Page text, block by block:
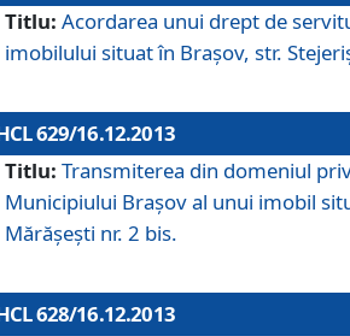
Titlu: Acordarea unui drept de
imobilului situat în Braşov, str.
629/16.12.2013
Titlu: Transmiterea din domeniul
Municipiului Braşov al unui imobil
Mărăşeşti nr. 2 bis.
628/16.12.2013